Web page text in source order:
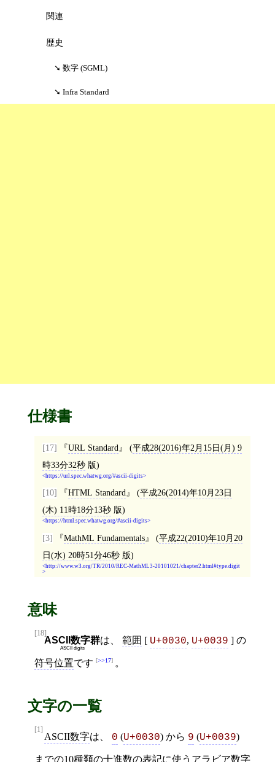
関連
歴史
数字 (SGML)
Infra Standard
仕様書
[17] URL Standard (平成28(2016)年2月15日(月) 9
時33分32秒版)
https://url.spec.whatwg.org/#ascii-digits
[10] HTML Standard (平成26(2014)年10月23日
(木) 11時18分13秒版)
https://html.spec.whatwg.org/#ascii-digits
[3] MathML Fundamentals (平成22(2010)年10月20
日(水) 20時51分46秒版)
http://www.w3.org/TR/2010/REC-MathML3-20101021/chapter2.html#type.digit
意味
[18]
ASCII数字群
ASCII digits
は、 範囲 [ U+0030, U+0039 ] の
符号位置です >>17 。
文字の一覧
[1]
ASCII数字は、 0 (U+0030) から 9 (U+0039)
までの10種類の十進数の表記に使う アラビア数字